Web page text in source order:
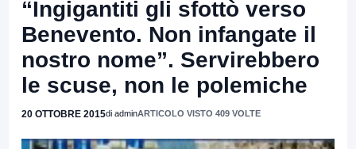
“Ingigantiti gli sfottò verso
Benevento. Non infangate il
nostro nome”. Servirebbero
le scuse, non le polemiche
20 OTTOBRE 2015di adminARTICOLO VISTO 409 VOLTE